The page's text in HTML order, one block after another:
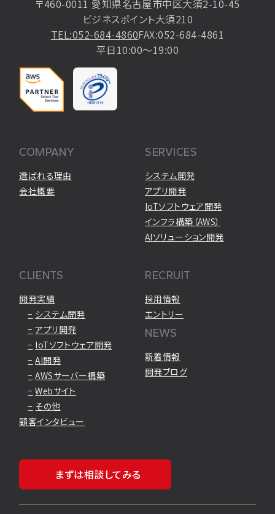
〒460-0011 愛知県名古屋市中区大須2-10-45
ビジネスポイント大須210
TEL:052-684-4860FAX:052-684-4861
平日10:00〜19:00
COMPANY
選ばれる理由
会社概要
SERVICES
システム開発
アプリ開発
IoTソフトウェア開発
インフラ構築（AWS）
AIソリューション開発
CLIENTS
開発実績
システム開発
アプリ開発
IoTソフトウェア開発
AI開発
AWSサーバー構築
Webサイト
その他
顧客インタビュー
RECRUIT
採用情報
エントリー
NEWS
新着情報
開発ブログ
まずは相談してみる